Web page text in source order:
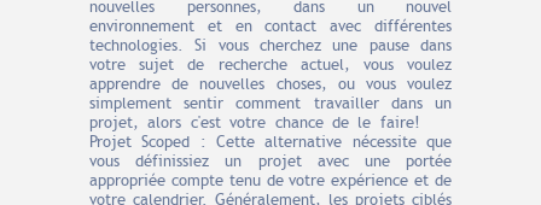
nouvelles personnes, dans un nouvel
environnement et en contact avec différentes
technologies. Si vous cherchez une pause dans
votre sujet de recherche actuel, vous voulez
apprendre de nouvelles choses, ou vous voulez
simplement sentir comment travailler dans un
projet, alors c'est votre chance de le faire!
Projet Scoped : Cette alternative nécessite que
vous définissiez un projet avec une portée
appropriée compte tenu de votre expérience et de
votre calendrier. Généralement, les projets ciblés